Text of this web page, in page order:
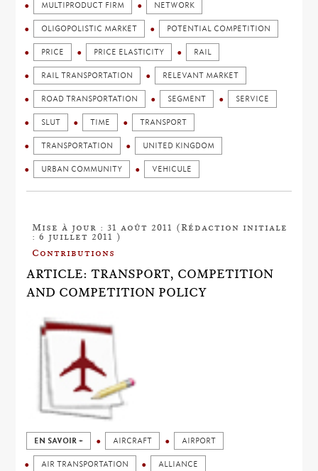
MULTIPRODUCT FIRM NETWORK
OLIGOPOLISTIC MARKET POTENTIAL COMPETITION
PRICE PRICE ELASTICITY RAIL
RAIL TRANSPORTATION RELEVANT MARKET
ROAD TRANSPORTATION SEGMENT SERVICE
SLUT TIME TRANSPORT
TRANSPORTATION UNITED KINGDOM
URBAN COMMUNITY VEHICULE
Mise à jour : 31 août 2011 (Rédaction initiale
: 6 juillet 2011 )
Contributions
ARTICLE: TRANSPORT, COMPETITION
AND COMPETITION POLICY
EN SAVOIR + AIRCRAFT AIRPORT
AIR TRANSPORTATION ALLIANCE